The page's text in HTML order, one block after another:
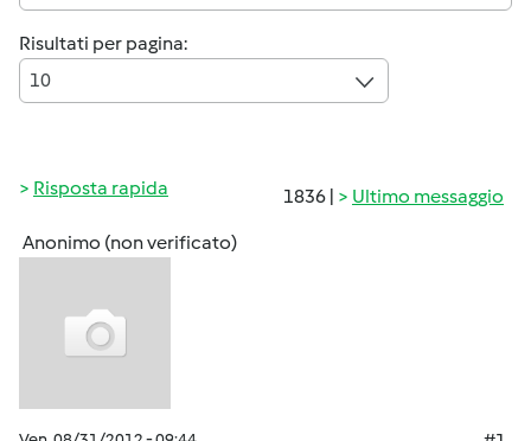
Risultati per pagina:
10
1836 | Ultimo messaggio
Risposta rapida
Anonimo (non verificato)